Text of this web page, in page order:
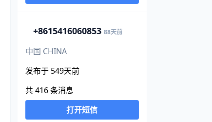
+8615416060853 88天前
中国 CHINA
发布于 549天前
共 416 条消息
打开短信